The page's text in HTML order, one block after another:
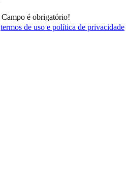
Campo é obrigatório!
termos de uso e política de privacidade